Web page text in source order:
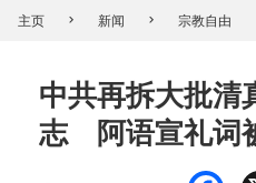
主页 新闻 宗教自由
中共再拆大批清
志 阿语宣礼词